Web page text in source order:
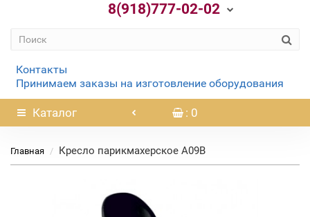
8(918)777-02-02
Контакты
Принимаем заказы на изготовление оборудования
Каталог : 0
Главная Кресло парикмахерское А09В